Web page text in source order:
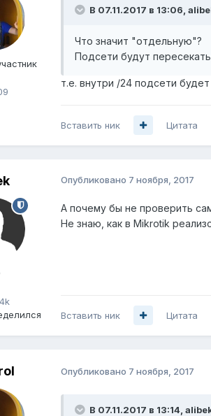
В 07.11.2017 в 13:06,
Что значит "отдельную"?
Подсети будут
т.е. внутри /24 подсети
Вставить ник Цитата
Опубликовано 7 ноября, 2017
А почему бы не проверить
Не знаю, как в Mikrotik
Вставить ник Цитата
Опубликовано 7 ноября, 2017
В 07.11.2017 в 13:14,